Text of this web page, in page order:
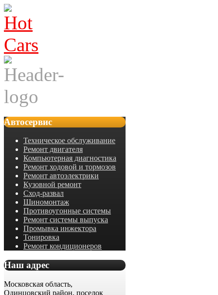
Автосервис
Техническое обслуживание
Ремонт двигателя
Компьютерная диагностика
Ремонт ходовой и тормозов
Ремонт автоэлектрики
Кузовной ремонт
Сход-развал
Шиномонтаж
Противоугонные системы
Ремонт системы выпуска
Промывка инжектора
Тонировка
Ремонт кондиционеров
Наш адрес
Московская область,
Одинцовский район, поселок